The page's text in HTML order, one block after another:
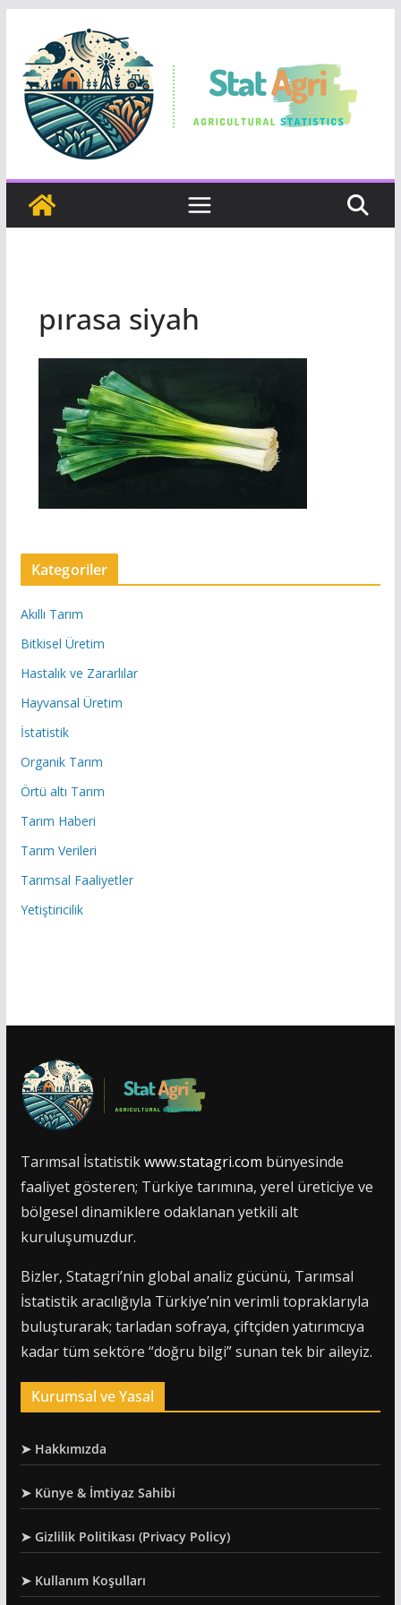
content
pırasa siyah
Kategoriler
Akıllı Tarım
Bitkisel Üretim
Hastalık ve Zararlılar
Hayvansal Üretim
İstatistik
Organik Tarım
Örtü altı Tarım
Tarım Haberi
Tarım Verileri
Tarımsal Faaliyetler
Yetiştiricilik
Tarımsal İstatistikwww.statagri.com bünyesinde
faaliyet gösteren; Türkiye tarımına, yerel üreticiye ve
bölgesel dinamiklere odaklanan yetkili alt
kuruluşumuzdur.
Bizler, Statagri’nin global analiz gücünü, Tarımsal
İstatistik aracılığıyla Türkiye’nin verimli topraklarıyla
buluşturarak; tarladan sofraya, çiftçiden yatırımcıya
kadar tüm sektöre “doğru bilgi” sunan tek bir aileyiz.
Kurumsal ve Yasal
➤ Hakkımızda
➤ Künye & İmtiyaz Sahibi
➤ Gizlilik Politikası (Privacy Policy)
➤ Kullanım Koşulları